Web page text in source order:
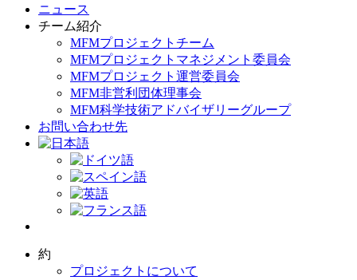
ニュース
チーム紹介
MFMプロジェクトチーム
MFMプロジェクトマネジメント委員会
MFMプロジェクト運営委員会
MFM非営利団体理事会
MFM科学技術アドバイザリーグループ
お問い合わせ先
約
プロジェクトについて